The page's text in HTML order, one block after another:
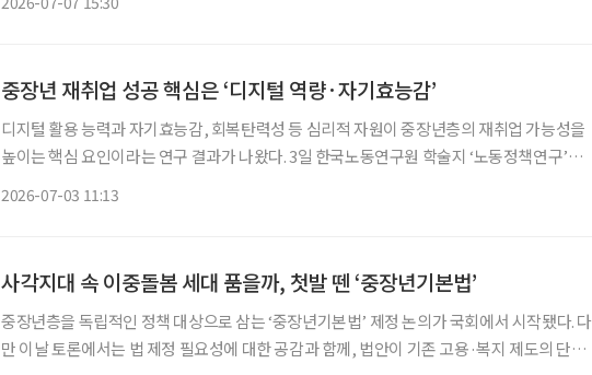
중장년 재취업 성공 핵심은 ‘디지털 역량·자기효능감’
디지털 활용 능력과 자기효능감, 회복탄력성 등 심리적 자원이 중장년층의 재취업 가능성을
높이는 핵심 요인이라는 연구 결과가 나왔다. 3일 한국노동연구원 학술지 ‘노동정책연구’에
2026-07-03 11:13
사각지대 속 이중돌봄 세대 품을까, 첫발 뗀 ‘중장년기본법’
중장년층을 독립적인 정책 대상으로 삼는 ‘중장년기본법’ 제정 논의가 국회에서 시작됐다. 다
만 이날 토론에서는 법 제정 필요성에 대한 공감과 함께, 법안이 기존 고용·복지 제도의 단순